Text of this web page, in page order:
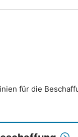
für die